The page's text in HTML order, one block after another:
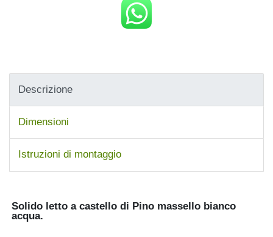
Descrizione
Dimensioni
Istruzioni di montaggio
Solido letto a castello di Pino massello bianco
acqua.